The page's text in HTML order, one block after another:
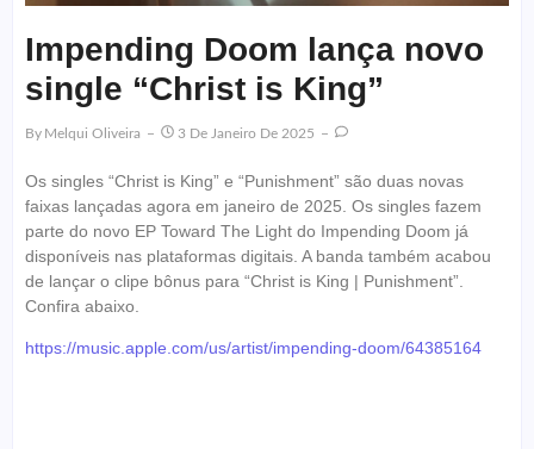
Impending Doom lança novo
single “Christ is King”
By Melqui Oliveira 3 De Janeiro De 2025
Os singles “Christ is King” e “Punishment” são duas novas
faixas lançadas agora em janeiro de 2025. Os singles fazem
parte do novo EP Toward The Light do Impending Doom já
disponíveis nas plataformas digitais. A banda também acabou
de lançar o clipe bônus para “Christ is King | Punishment”.
Confira abaixo.
https://music.apple.com/us/artist/impending-doom/64385164